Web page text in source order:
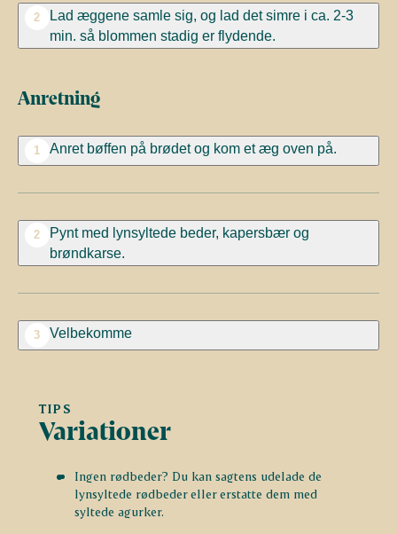
2
Lad æggene samle sig, og lad det simre i ca. 2-3
min. så blommen stadig er flydende.
Anretning
1 Anret bøffen på brødet og kom et æg oven på.
2
Pynt med lynsyltede beder, kapersbær og
brøndkarse.
3 Velbekomme
TIPS
Variationer
Ingen rødbeder? Du kan sagtens udelade de
lynsyltede rødbeder eller erstatte dem med
syltede agurker.